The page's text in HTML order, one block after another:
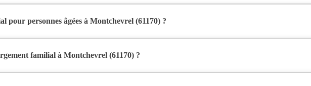
et sécurisant, idéal pour les seniors souhaitant vivre dans un environnement plus intime
pour personnes âgées à Montchevrel (61170) ?
de repas partagés, d’une présence quotidienne et d’un accompagnement personnalisé, tout
familial à Montchevrel (61170) ?
entre indépendance et accompagnement quotidien.